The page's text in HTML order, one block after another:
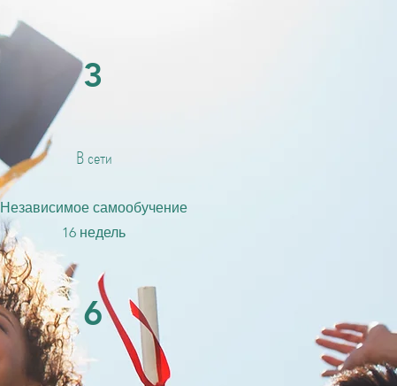
3
В сети
Независимое самообучение
16 недель
6